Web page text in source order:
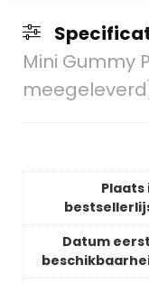
Mini Gummy
Plaats
Datum